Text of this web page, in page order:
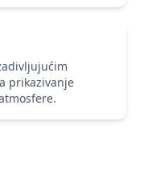
prikazivanje